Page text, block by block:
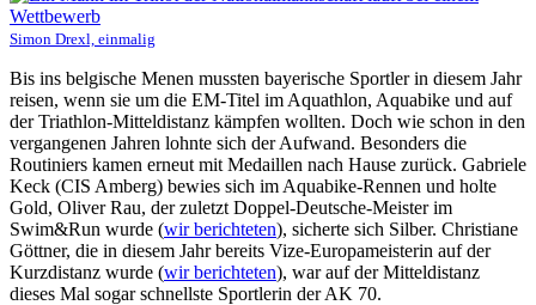
Simon Drexl, einmalig
Bis ins belgische Menen mussten bayerische Sportler in diesem Jahr
reisen, wenn sie um die EM-Titel im Aquathlon, Aquabike und auf
der Triathlon-Mitteldistanz kämpfen wollten. Doch wie schon in den
vergangenen Jahren lohnte sich der Aufwand. Besonders die
Routiniers kamen erneut mit Medaillen nach Hause zurück. Gabriele
Keck (CIS Amberg) bewies sich im Aquabike-Rennen und holte
Gold, Oliver Rau, der zuletzt Doppel-Deutsche-Meister im
Swim&Run wurde (wir berichteten), sicherte sich Silber. Christiane
Göttner, die in diesem Jahr bereits Vize-Europameisterin auf der
Kurzdistanz wurde (wir berichteten), war auf der Mitteldistanz
dieses Mal sogar schnellste Sportlerin der AK 70.